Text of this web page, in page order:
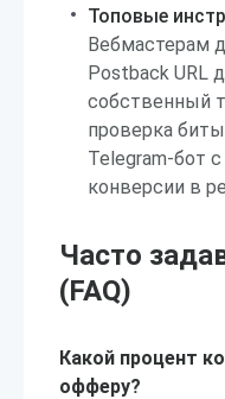
Топовые
Вебмастерам
Postback URL
собственный
проверка
Telegram-бот
конверсии в
Часто
(FAQ)
Какой процент
офферу?